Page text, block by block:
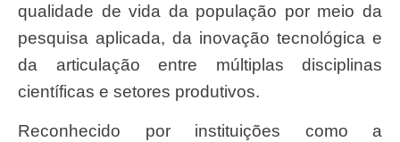
qualidade de vida da população por meio da
pesquisa aplicada, da inovação tecnológica e
da articulação entre múltiplas disciplinas
científicas e setores produtivos.
Reconhecido por instituições como a